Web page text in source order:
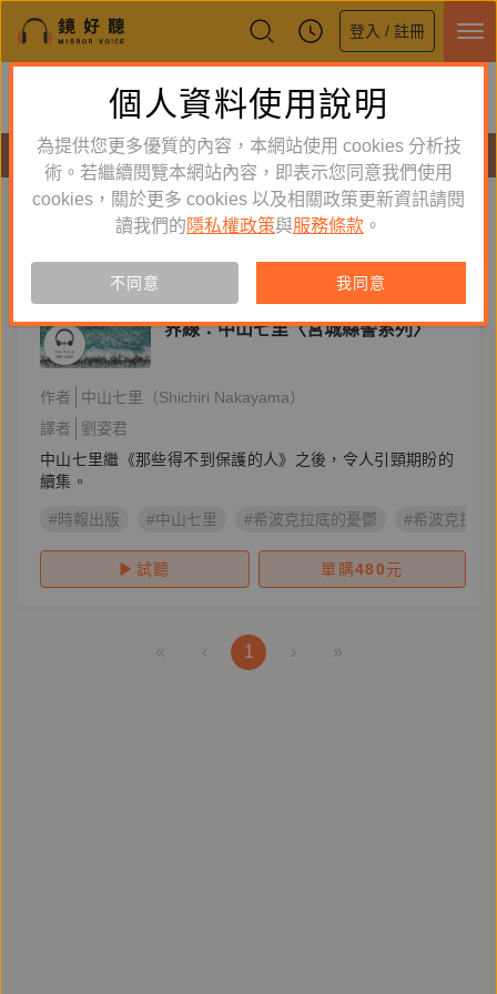
登入 / 註冊
鏡好聽全新APP上線
體驗全面升級，即刻下載
有聲書
宮城縣警 新到舊 舊到新
有聲書
界線：中山七里〈宮城縣警系列〉
作者
中山七里（Shichiri Nakayama）
譯者
劉姿君
中山七里繼《那些得不到保護的人》之後，令人引頸期盼的
續集。
#時報出版 #中山七里 #希波克拉底的憂鬱 #希波克拉底
試聽 單購480元
« ‹ 1 › »
個人資料使用說明
為提供您更多優質的內容，本網站使用 cookies 分析技
術。若繼續閱覽本網站內容，即表示您同意我們使用
cookies，關於更多 cookies 以及相關政策更新資訊請閱
讀我們的 隱私權政策與服務條款 。
不同意 我同意